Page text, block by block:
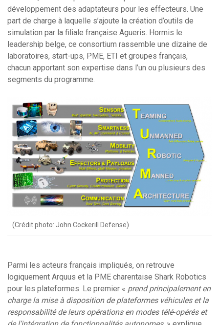
développement des adaptateurs pour les effecteurs. Une
part de charge à laquelle s’ajoute la création d’outils de
simulation par la filiale française Agueris. Hormis le
leadership belge, ce consortium rassemble une dizaine de
laboratoires, start-ups, PME, ETI et groupes français,
chacun apportant son expertise dans l’un ou plusieurs des
segments du programme.
(Crédit photo: John Cockerill Defense)
Parmi les acteurs français impliqués, on retrouve
logiquement Arquus et la PME charentaise Shark Robotics
pour les plateformes. Le premier « prend principalement en
charge la mise à disposition de plateformes véhicules et la
responsabilité de leurs opérations en modes télé‐opérés et